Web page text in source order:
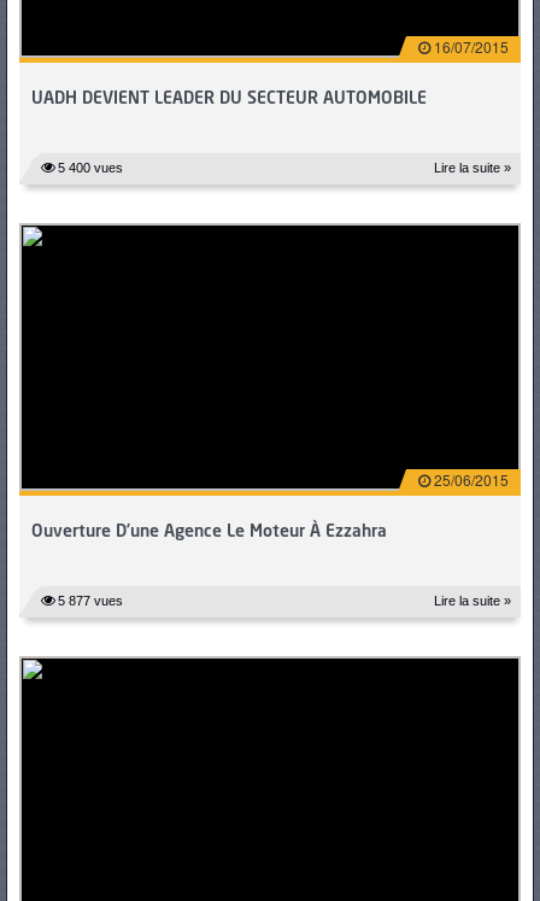
16/07/2015
UADH DEVIENT LEADER DU SECTEUR AUTOMOBILE
5 400 vues Lire la suite »
25/06/2015
Ouverture D’une Agence Le Moteur À Ezzahra
5 877 vues Lire la suite »